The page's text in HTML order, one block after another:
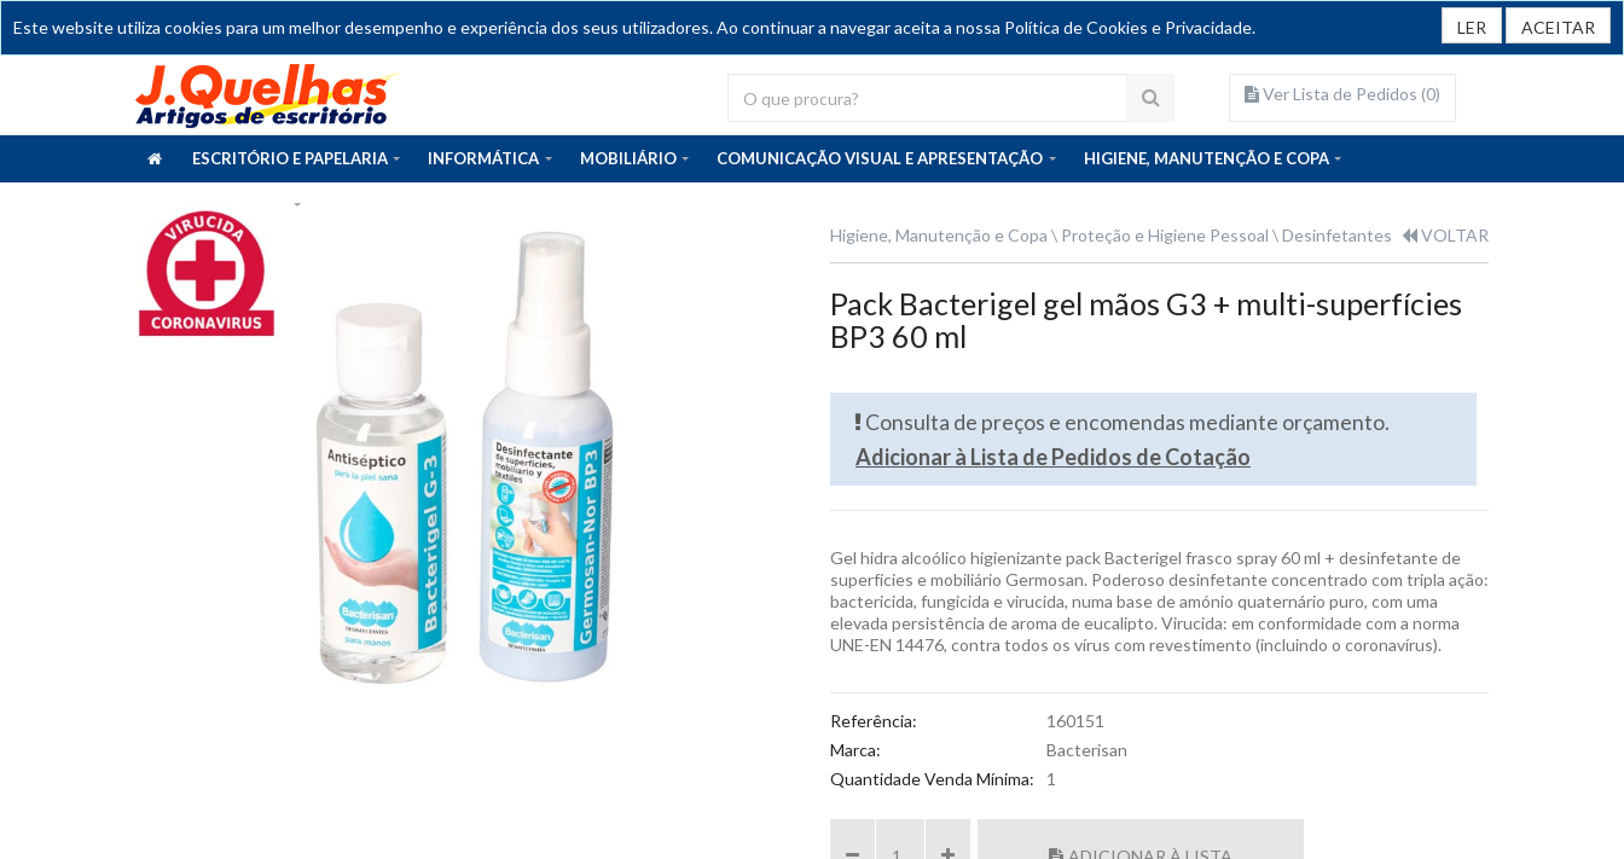
Este website utiliza cookies para um melhor desempenho e experiência dos seus utilizadores. Ao continuar a navegar aceita a nossa Política de Cookies e Privacidade. LER ACEITAR
Ver Lista de Pedidos (0)
ESCRITÓRIO E PAPELARIA INFORMÁTICA MOBILIÁRIO COMUNICAÇÃO VISUAL E APRESENTAÇÃO HIGIENE, MANUTENÇÃO E COPA
Higiene, Manutenção e Copa Proteção e Higiene Pessoal Desinfetantes VOLTAR
Pack Bacterigel gel mãos G3 + multi-superfícies
BP3 60 ml
Consulta de preços e encomendas mediante orçamento.
Adicionar à Lista de Pedidos de Cotação
Gel hidra alcoólico higienizante pack Bacterigel frasco spray 60 ml + desinfetante de
superfícies e mobiliário Germosan. Poderoso desinfetante concentrado com tripla ação:
bactericida, fungicida e virucida, numa base de amónio quaternário puro, com uma
elevada persistência de aroma de eucalipto. Virucida: em conformidade com a norma
UNE-EN 14476, contra todos os vírus com revestimento (incluindo o coronavírus).
Referência:
160151
Marca:
Bacterisan
Quantidade Venda Mínima:
1